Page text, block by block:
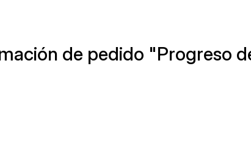
de pedido "Progreso